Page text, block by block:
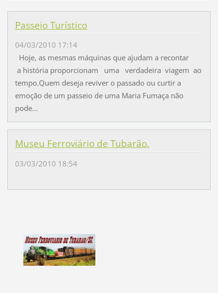
Passeio Turístico
04/03/2010 17:14
Hoje, as mesmas máquinas que ajudam a recontar
a história proporcionam uma verdadeira viagem ao
tempo.Quem deseja reviver o passado ou curtir a
emoção de um passeio de uma Maria Fumaça não
pode...
Museu Ferroviário de Tubarão.
03/03/2010 18:54